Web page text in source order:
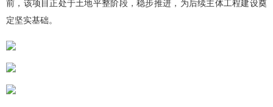
前，该项目正处于土地平整阶段，稳步推进，为后续主体工程建设奠
定坚实基础。